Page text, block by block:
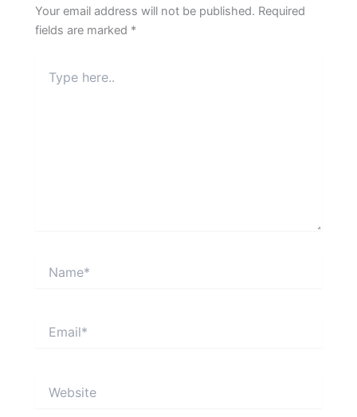
Your email address will not be published. Required
fields are marked *
here..